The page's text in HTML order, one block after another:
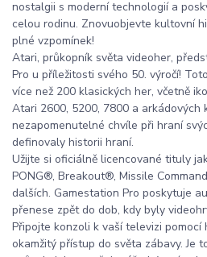
nostalgii s moderní technologií a
celou rodinu. Znovuobjevte kultovní
plné vzpomínek!
Atari, průkopník světa videoher,
Pro u příležitosti svého 50. výročí!
více než 200 klasických her, včetně
Atari 2600, 5200, 7800 a arkádových
nezapomenutelné chvíle při hraní
definovaly historii hraní.
Užijte si oficiálně licencované tituly
PONG®, Breakout®, Missile
dalších. Gamestation Pro poskytuje
přenese zpět do dob, kdy byly
Připojte konzoli k vaší televizi
okamžitý přístup do světa zábavy. Je